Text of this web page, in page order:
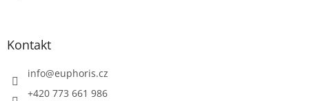
Kontakt
info@euphoris.cz
+420 773 661 986